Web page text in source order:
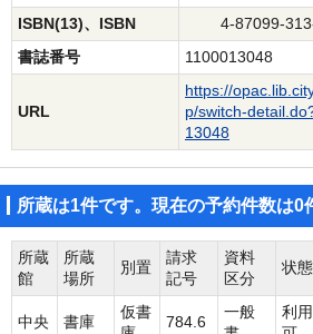
ISBN(13)、ISBN
4-87099-
書誌番号
1100013048
URL
https://
p/switch-
13048
所蔵は1件です。現在の予約件数は0
所蔵
館
所蔵
場所
別置
請求
記号
資料
区分
状態
中央 書庫
仮書
784.6
一般
利用